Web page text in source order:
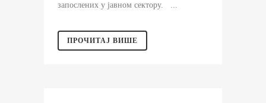
запослених у јавном сектору. ...
ПРОЧИТАЈ ВИШЕ